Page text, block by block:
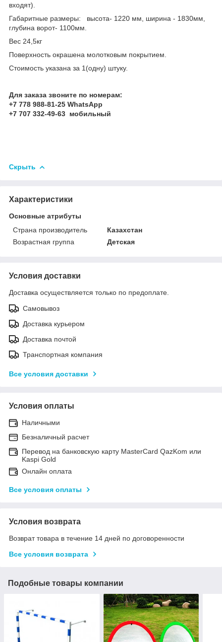
входят).
Габаритные размеры: высота- 1220 мм, ширина - 1830мм,
глубина ворот- 1100мм.
Вес 24,5кг
Поверхность окрашена молотковым покрытием.
Стоимость указана за 1(одну) штуку.
Для заказа звоните по номерам:
+7 778 988-81-25 WhatsApp
+7 707 332-49-63 мобильный
Скрыть
Характеристики
Основные атрибуты
Страна производитель
Казахстан
Возрастная группа
Детская
Условия доставки
Доставка осуществляется только по предоплате.
Самовывоз
Доставка курьером
Доставка почтой
Транспортная компания
Все условия доставки
Условия оплаты
Наличными
Безналичный расчет
Перевод на банковскую карту MasterCard QazKom или
Kaspi Gold
Онлайн оплата
Все условия оплаты
Условия возврата
Возврат товара в течение 14 дней по договоренности
Все условия возврата
Подобные товары компании